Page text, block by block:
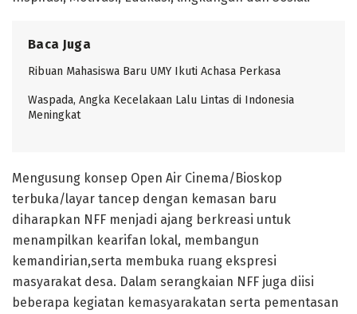
Baca Juga
Ribuan Mahasiswa Baru UMY Ikuti Achasa Perkasa
Waspada, Angka Kecelakaan Lalu Lintas di Indonesia
Meningkat
Mengusung konsep Open Air Cinema/Bioskop
terbuka/layar tancep dengan kemasan baru
diharapkan NFF menjadi ajang berkreasi untuk
menampilkan kearifan lokal, membangun
kemandirian,serta membuka ruang ekspresi
masyarakat desa. Dalam serangkaian NFF juga diisi
beberapa kegiatan kemasyarakatan serta pementasan